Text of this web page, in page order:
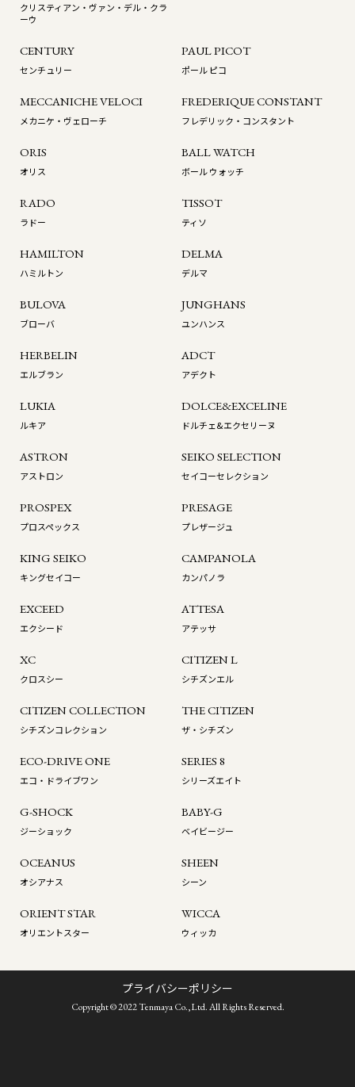
クリスティアン・ヴァン・デル・クラ
ーウ
CENTURY
センチュリー
PAUL PICOT
ポール ピコ
MECCANICHE VELOCI
メカニケ・ヴェローチ
FREDERIQUE CONSTANT
フレデリック・コンスタント
ORIS
オリス
BALL WATCH
ボール ウォッチ
RADO
ラドー
TISSOT
ティソ
HAMILTON
ハミルトン
DELMA
デルマ
BULOVA
ブローバ
JUNGHANS
ユンハンス
HERBELIN
エルブラン
ADCT
アデクト
LUKIA
ルキア
DOLCE&EXCELINE
ドルチェ&エクセリーヌ
ASTRON
アストロン
SEIKO SELECTION
セイコーセレクション
PROSPEX
プロスペックス
PRESAGE
プレザージュ
KING SEIKO
キングセイコー
CAMPANOLA
カンパノラ
EXCEED
エクシード
ATTESA
アテッサ
XC
クロスシー
CITIZEN L
シチズンエル
CITIZEN COLLECTION
シチズンコレクション
THE CITIZEN
ザ・シチズン
ECO-DRIVE ONE
エコ・ドライブワン
SERIES 8
シリーズエイト
G-SHOCK
ジーショック
BABY-G
ベイビージー
OCEANUS
オシアナス
SHEEN
シーン
ORIENT STAR
オリエントスター
WICCA
ウィッカ
プライバシーポリシー
Copyright © 2022 Tenmaya Co.,Ltd. All Rights Reserved.